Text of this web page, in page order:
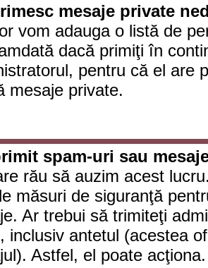
mesaje private
vom adauga o listă de
dacă primiţi în
pentru că el are
mesaje private.
spam-uri sau
rău să auzim acest
măsuri de siguranţă
Ar trebui să trimiteţi
inclusiv antetul (acestea
Astfel, el poate acţiona.